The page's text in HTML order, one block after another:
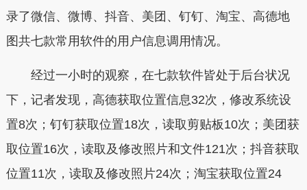
录了微信、微博、抖音、美团、钉钉、淘宝、高德地
图共七款常用软件的用户信息调用情况。
经过一小时的观察，在七款软件皆处于后台状况
下，记者发现，高德获取位置信息32次，修改系统设
置8次；钉钉获取位置18次，读取剪贴板10次；美团获
取位置16次，读取及修改照片和文件121次；抖音获取
位置11次，读取及修改照片24次；淘宝获取位置24